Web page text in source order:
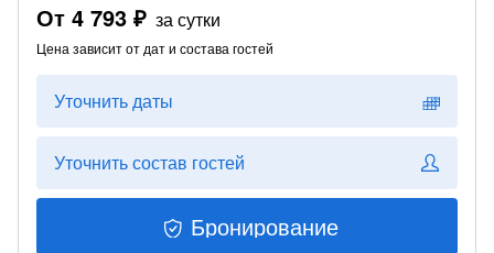
От 4 793 ₽ за сутки
Цена зависит от дат и состава гостей
Уточнить даты
Уточнить состав гостей
Бронирование